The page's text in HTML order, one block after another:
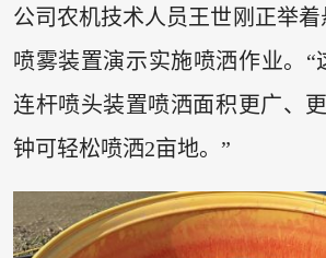
公司农机技术人员王世刚正举
喷雾装置演示实施喷洒作业。“
连杆喷头装置喷洒面积更广、
钟可轻松喷洒2亩地。”